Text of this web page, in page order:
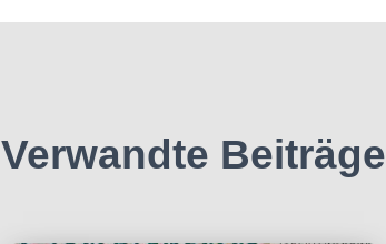
Verwandte Beiträge